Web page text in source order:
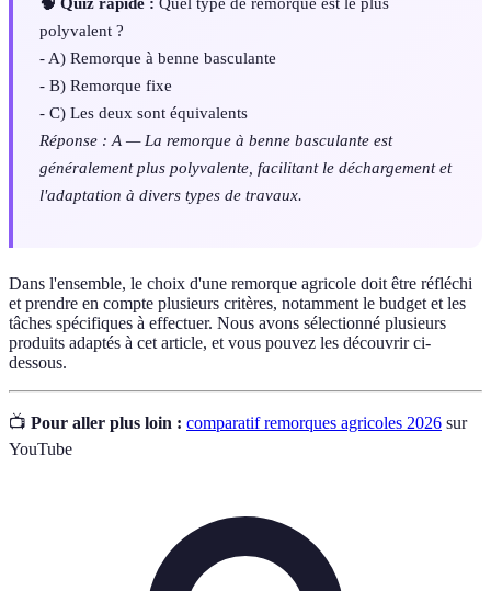
polyvalent ?
- A) Remorque à benne basculante
- B) Remorque fixe
- C) Les deux sont équivalents
Réponse : A — La remorque à benne basculante est
généralement plus polyvalente, facilitant le déchargement et
l'adaptation à divers types de travaux.
Dans l'ensemble, le choix d'une remorque agricole doit être réfléchi
et prendre en compte plusieurs critères, notamment le budget et les
tâches spécifiques à effectuer. Nous avons sélectionné plusieurs
produits adaptés à cet article, et vous pouvez les découvrir ci-
dessous.
📺 Pour aller plus loin : comparatif remorques agricoles 2026 sur
YouTube